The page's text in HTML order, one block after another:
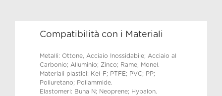
Compatibilità con i Materiali
Metalli: Ottone, Acciaio Inossidabile; Acciaio al
Carbonio; Alluminio; Zinco; Rame, Monel.
Materiali plastici: Kel-F; PTFE; PVC; PP;
Poliuretano; Poliammide.
Elastomeri: Buna N; Neoprene; Hypalon.